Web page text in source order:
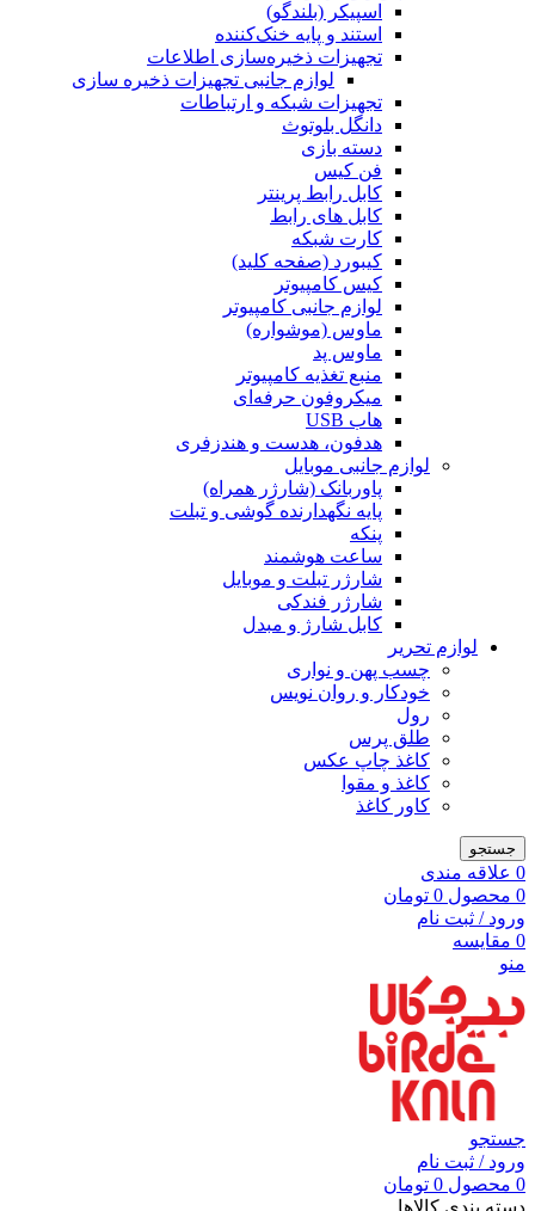
اسپیکر (بلندگو)
استند و پایه خنک‌کننده
تجهیزات ذخیره‌سازی اطلاعات
لوازم جانبی تجهیزات ذخیره سازی
تجهیزات شبکه و ارتباطات
دانگل بلوتوث
دسته بازی
فن کیس
کابل رابط پرینتر
کابل های رابط
کارت شبکه
کیبورد (صفحه کلید)
کیس کامپیوتر
لوازم جانبی کامپیوتر
ماوس (موشواره)
ماوس پد
منبع تغذیه کامپیوتر
میکروفون حرفه‌ای
هاب USB
هدفون، هدست و هندزفری
لوازم جانبی موبایل
پاوربانک (شارژر همراه)
پایه نگهدارنده گوشی و تبلت
پنکه
ساعت هوشمند
شارژر تبلت و موبایل
شارژر فندکی
کابل شارژ و مبدل
لوازم تحریر
چسب پهن و نواری
خودکار و روان نویس
رول
طلق پرس
کاغذ چاپ عکس
کاغذ و مقوا
کاور کاغذ
جستجو
0 علاقه مندی
0 محصول 0 تومان
ورود / ثبت نام
0 مقایسه
منو
جستجو
ورود / ثبت نام
0 محصول 0 تومان
دسته بندی کالاها